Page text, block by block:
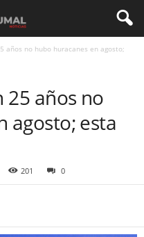
años no hubo huracanes en agosto;
25 años no
agosto; esta
201 0